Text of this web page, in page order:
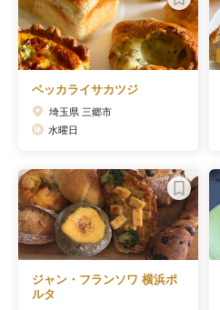
ベッカライサカツジ
埼玉県 三郷市
水曜日
ジャン・フランソワ 横浜ポ
ルタ